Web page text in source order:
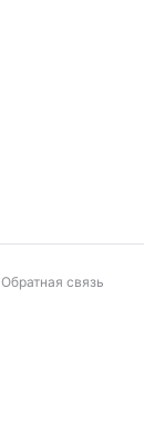
Обратная связь